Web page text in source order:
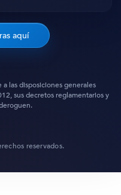
aquí
las disposiciones generales
sus decretos reglamentarios y
reservados.